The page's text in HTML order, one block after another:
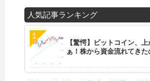
人気記事ランキング
【驚愕】ビットコイン、
ぁ！株から資金流れてきた